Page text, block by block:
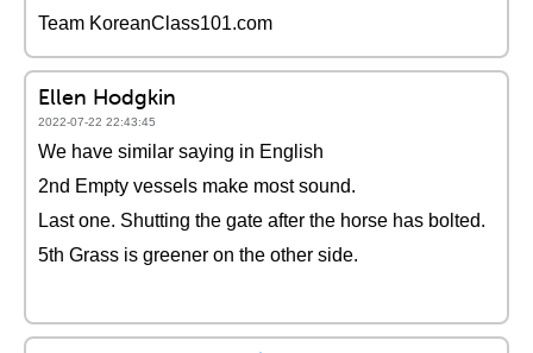
Team KoreanClass101.com
Ellen Hodgkin
2022-07-22 22:43:45
We have similar saying in English
2nd Empty vessels make most sound.
Last one. Shutting the gate after the horse has bolted.
5th Grass is greener on the other side.